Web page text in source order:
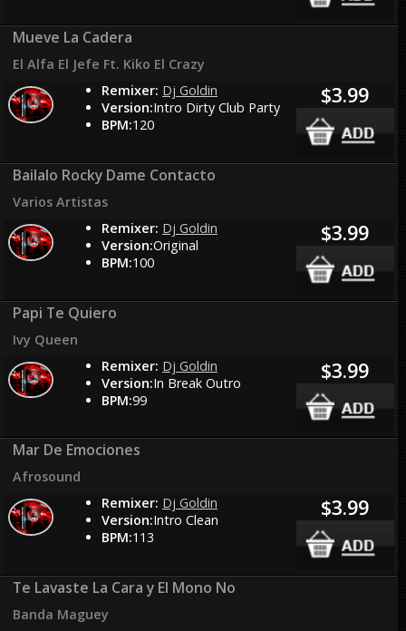
Mueve La Cadera
El Alfa El Jefe Ft. Kiko El Crazy
Remixer: Dj Goldin
Version:Intro Dirty Club Party
BPM:120
$3.99
Bailalo Rocky Dame Contacto
Varios Artistas
Remixer: Dj Goldin
Version:Original
BPM:100
$3.99
Papi Te Quiero
Ivy Queen
Remixer: Dj Goldin
Version:In Break Outro
BPM:99
$3.99
Mar De Emociones
Afrosound
Remixer: Dj Goldin
Version:Intro Clean
BPM:113
$3.99
Te Lavaste La Cara y El Mono No
Banda Maguey